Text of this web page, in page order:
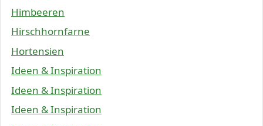
Himbeeren
Hirschhornfarne
Hortensien
Ideen & Inspiration
Ideen & Inspiration
Ideen & Inspiration